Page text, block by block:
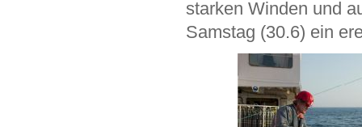
starken Winden und
Samstag (30.6) ein